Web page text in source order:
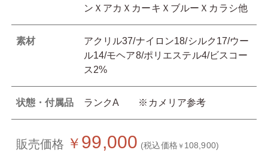
ンＸアカＸカーキＸブルーＸカラシ他
素材
アクリル37/ナイロン18/シルク17/ウー
ル14/モヘア8/ポリエステル4/ビスコー
ス2%
状態・付属品 ランクA ※カメリア参考
販売価格 ￥ 99,000 (税込価格 ￥ 108,900)